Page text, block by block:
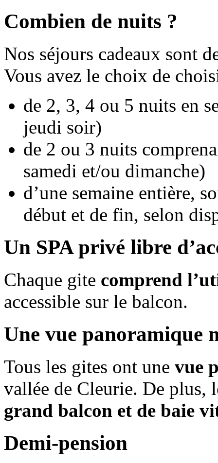
Combien de nuits ?
Nos séjours cadeaux sont
Vous avez le choix de
de 2, 3, 4 ou 5 nuits en
jeudi soir)
de 2 ou 3 nuits
samedi et/ou dimanche)
d’une semaine entière,
début et de fin, selon
Un SPA privé libre
Chaque gite comprend
accessible sur le balcon.
Une vue panoramique
Tous les gites ont une vue
vallée de Cleurie. De plus,
grand balcon et de baie
Demi-pension